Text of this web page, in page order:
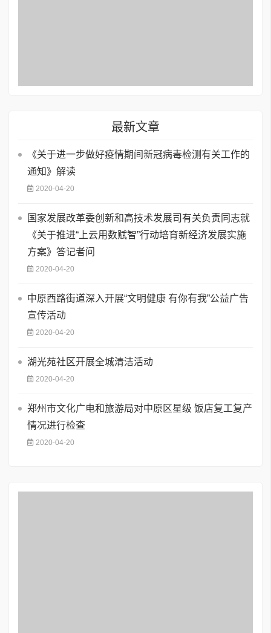
最新文章
《关于进一步做好疫情期间新冠病毒检测有关工作的
通知》解读
2020-04-20
国家发展改革委创新和高技术发展司有关负责同志就
《关于推进“上云用数赋智”行动培育新经济发展实施
方案》答记者问
2020-04-20
中原西路街道深入开展“文明健康 有你有我”公益广告
宣传活动
2020-04-20
湖光苑社区开展全城清洁活动
2020-04-20
郑州市文化广电和旅游局对中原区星级 饭店复工复产
情况进行检查
2020-04-20